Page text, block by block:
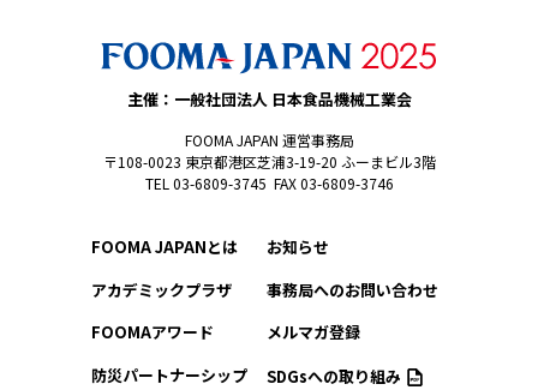
主催：一般社団法人 日本食品機械工業会
FOOMA JAPAN 運営事務局
〒108-0023 東京都港区芝浦3-19-20 ふーまビル3階
TEL 03-6809-3745 FAX 03-6809-3746
FOOMA JAPANとは
アカデミックプラザ
FOOMAアワード
防災パートナーシップ
お知らせ
事務局へのお問い合わせ
メルマガ登録
SDGsへの取り組み